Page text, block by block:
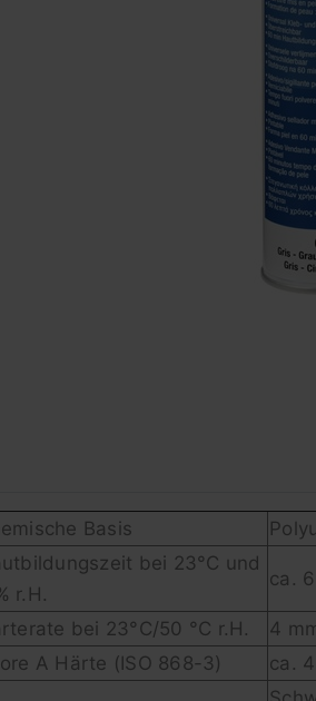
Basis
bei 23°C und
r.H.
ca.
bei 23°C/50 °C r.H.
4
A Härte (ISO 868-3)
ca.